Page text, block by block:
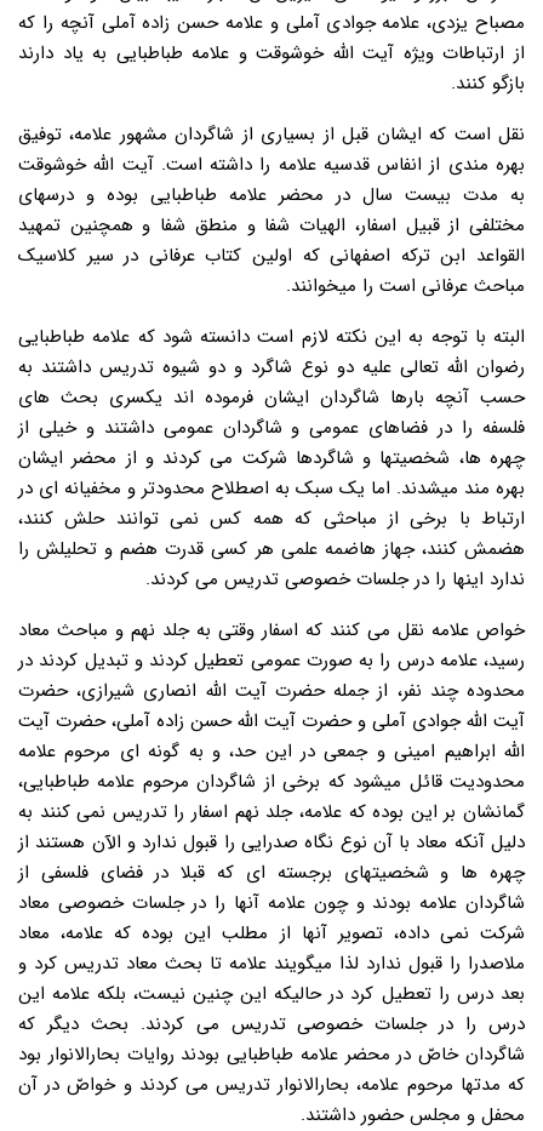
مصباح یزدی، علامه جوادی آملی و علامه حسن زاده آملی آنچه را که
از ارتباطات ویژه آیت الله خوشوقت و علامه طباطبایی به یاد دارند
بازگو کنند.
نقل است که ایشان قبل از بسیاری از شاگردان مشهور علامه، توفیق
بهره مندی از انفاس قدسیه علامه را داشته است. آیت الله خوشوقت
به مدت بیست سال در محضر علامه طباطبایی بوده و درسهای
مختلفی از قبیل اسفار، الهیات شفا و منطق شفا و همچنین تمهید
القواعد ابن ترکه اصفهانی که اولین کتاب عرفانی در سیر کلاسیک
مباحث عرفانی است را میخوانند.
البته با توجه به این نکته لازم است دانسته شود که علامه طباطبایی
رضوان الله تعالی علیه دو نوع شاگرد و دو شیوه تدریس داشتند به
حسب آنچه بارها شاگردان ایشان فرموده اند یکسری بحث های
فلسفه را در فضاهای عمومی و شاگردان عمومی داشتند و خیلی از
چهره ها، شخصیتها و شاگردها شرکت می کردند و از محضر ایشان
بهره مند میشدند. اما یک سبک به اصطلاح محدودتر و مخفیانه ای در
ارتباط با برخی از مباحثی که همه کس نمی توانند حلش کنند،
هضمش کنند، جهاز هاضمه علمی هر کسی قدرت هضم و تحلیلش را
ندارد اینها را در جلسات خصوصی تدریس می کردند.
خواص علامه نقل می کنند که اسفار وقتی به جلد نهم و مباحث معاد
رسید، علامه درس را به صورت عمومی تعطیل کردند و تبدیل کردند در
محدوده چند نفر، از جمله حضرت آیت الله انصاری شیرازی، حضرت
آیت الله جوادی آملی و حضرت آیت الله حسن زاده آملی، حضرت آیت
الله ابراهیم امینی و جمعی در این حد، و به گونه ای مرحوم علامه
محدودیت قائل میشود که برخی از شاگردان مرحوم علامه طباطبایی،
گمانشان بر این بوده که علامه، جلد نهم اسفار را تدریس نمی کنند به
دلیل آنکه معاد با آن نوع نگاه صدرایی را قبول ندارد و الآن هستند از
چهره ها و شخصیتهای برجسته ای که قبلا در فضای فلسفی از
شاگردان علامه بودند و چون علامه آنها را در جلسات خصوصی معاد
شرکت نمی داده، تصویر آنها از مطلب این بوده که علامه، معاد
ملاصدرا را قبول ندارد لذا میگویند علامه تا بحث معاد تدریس کرد و
بعد درس را تعطیل کرد در حالیکه این چنین نیست، بلکه علامه این
درس را در جلسات خصوصی تدریس می کردند. بحث دیگر که
شاگردان خاصّ در محضر علامه طباطبایی بودند روایات بحارالانوار بود
که مدتها مرحوم علامه، بحارالانوار تدریس می کردند و خواصّ در آن
محفل و مجلس حضور داشتند.